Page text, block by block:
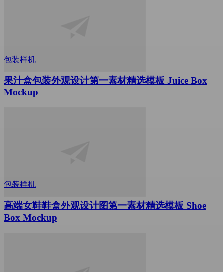
包装样机
果汁盒包装外观设计第一素材精选模板 Juice Box
Mockup
包装样机
高端女鞋鞋盒外观设计图第一素材精选模板 Shoe
Box Mockup